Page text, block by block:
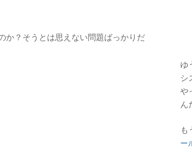
か？そうとは思えない問題ばっかりだ
ゆ
シ
や
ん
も
ー